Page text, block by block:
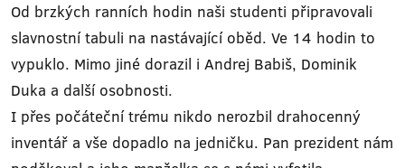
Od brzkých ranních hodin naši studenti připravovali
slavnostní tabuli na nastávající oběd. Ve 14 hodin to
vypuklo. Mimo jiné dorazil i Andrej Babiš, Dominik
Duka a další osobnosti.
I přes počáteční trému nikdo nerozbil drahocenný
inventář a vše dopadlo na jedničku. Pan prezident nám